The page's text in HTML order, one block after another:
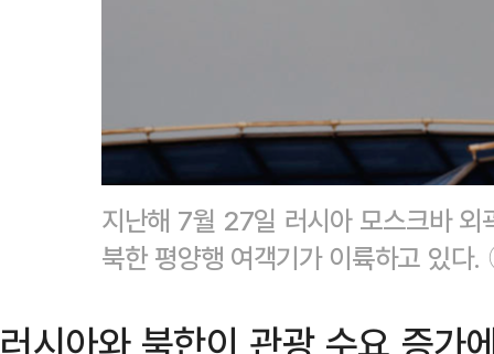
지난해 7월 27일 러시아 모스크바 외
북한 평양행 여객기가 이륙하고 있
러시아와 북한이 관광 수요 증가